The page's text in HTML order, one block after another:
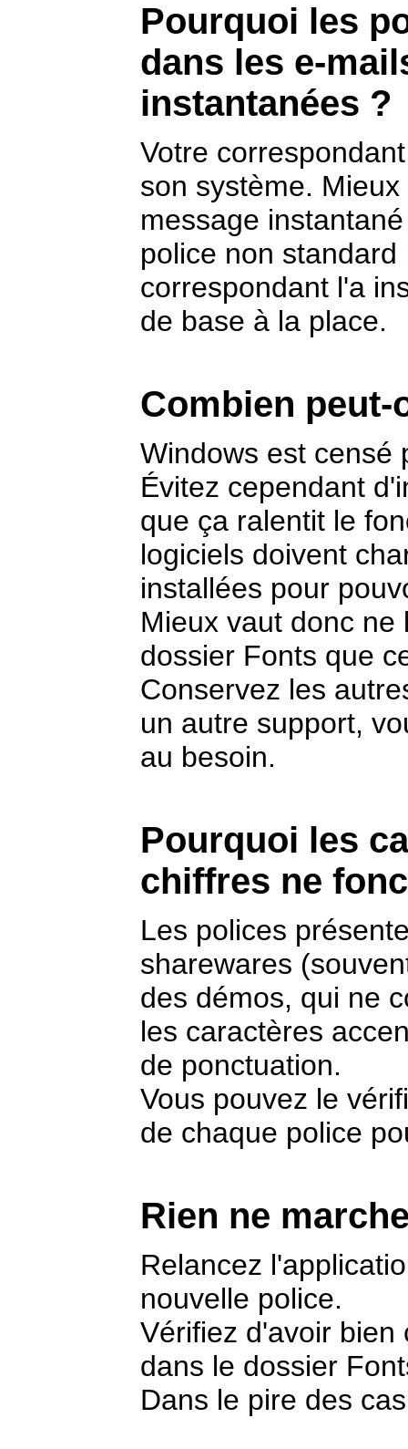
Pourquoi les
dans les e-
instantanées ?
Votre
son système.
message
police non
correspondant l'a
de base à la place.
Combien
Windows est censé
Évitez cependant
que ça ralentit le
logiciels doivent
installées pour
Mieux vaut donc
dossier Fonts que
Conservez les
un autre support,
au besoin.
Pourquoi les
chiffres ne
Les polices
sharewares
des démos, qui ne
les caractères
de ponctuation.
Vous pouvez le
de chaque police
Rien ne
Relancez
nouvelle police.
Vérifiez d'avoir bien
dans le dossier
Dans le pire des